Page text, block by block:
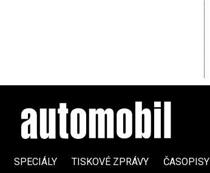
SPECIÁLY TISKOVÉ ZPRÁVY ČASOPISY